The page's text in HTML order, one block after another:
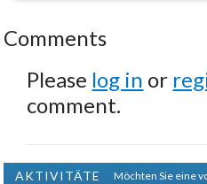
Comments
Please log in or
comment.
AKTIVITÄTE
Möchten Sie eine